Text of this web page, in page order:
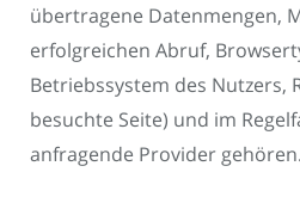
übertragene Datenmengen,
erfolgreichen Abruf,
Betriebssystem des Nutzers,
besuchte Seite) und im
anfragende Provider gehören.